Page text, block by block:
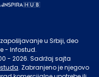
u Srbiji, deo
- Infostud.
- 2026. Sadržaj sajta
. Zabranjeno je njegovo